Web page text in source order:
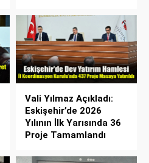
Vali Yılmaz Açıkladı:
Eskişehir’de 2026
Yılının İlk Yarısında 36
Proje Tamamlandı